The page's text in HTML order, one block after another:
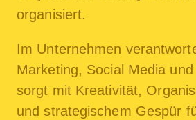
organisiert.
Im Unternehmen
Marketing, Social Media
sorgt mit Kreativität,
und strategischem Gespür